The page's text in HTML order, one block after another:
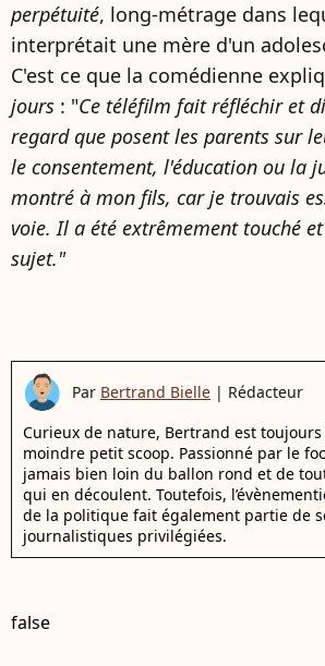
perpétuité, long-métrage dans
interprétait une mère d'un
C'est ce que la comédienne
jours : "Ce téléfilm fait réfléchir et
regard que posent les parents sur
le consentement, l'éducation ou la
montré à mon fils, car je trouvais
voie. Il a été extrêmement touché
sujet."
Par Bertrand Bielle | Rédacteur
Curieux de nature, Bertrand est toujours
moindre petit scoop. Passionné par le
jamais bien loin du ballon rond et de
qui en découlent. Toutefois,
de la politique fait également partie de
journalistiques privilégiées.
false